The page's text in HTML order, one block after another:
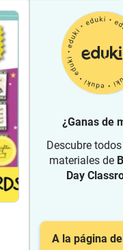
¿Ganas de
Descubre
materiales de
Day
A la página